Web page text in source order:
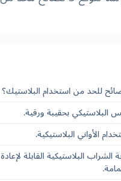
للحد من استخدام البلاستيك؟
البلاستيكي بحقيبة ورقية.
الأواني البلاستيكية.
الشراب البلاستيكية القابلة لإعادة